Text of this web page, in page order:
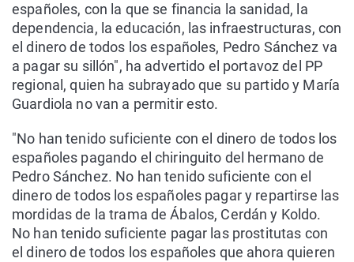
españoles, con la que se financia la sanidad, la
dependencia, la educación, las infraestructuras, con
el dinero de todos los españoles, Pedro Sánchez va
a pagar su sillón", ha advertido el portavoz del PP
regional, quien ha subrayado que su partido y María
Guardiola no van a permitir esto.
"No han tenido suficiente con el dinero de todos los
españoles pagando el chiringuito del hermano de
Pedro Sánchez. No han tenido suficiente con el
dinero de todos los españoles pagar y repartirse las
mordidas de la trama de Ábalos, Cerdán y Koldo.
No han tenido suficiente pagar las prostitutas con
el dinero de todos los españoles que ahora quieren